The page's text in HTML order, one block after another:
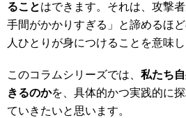
ることはできます。それは、攻撃
手間がかかりすぎる」と諦めるほ
人ひとりが身につけることを意味し
このコラムシリーズでは、 私たち
きるのかを、具体的かつ実践的に
ていきたいと思います。